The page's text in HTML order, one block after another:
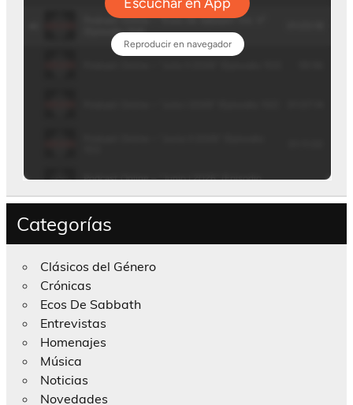
Categorías
Clásicos del Género
Crónicas
Ecos De Sabbath
Entrevistas
Homenajes
Música
Noticias
Novedades